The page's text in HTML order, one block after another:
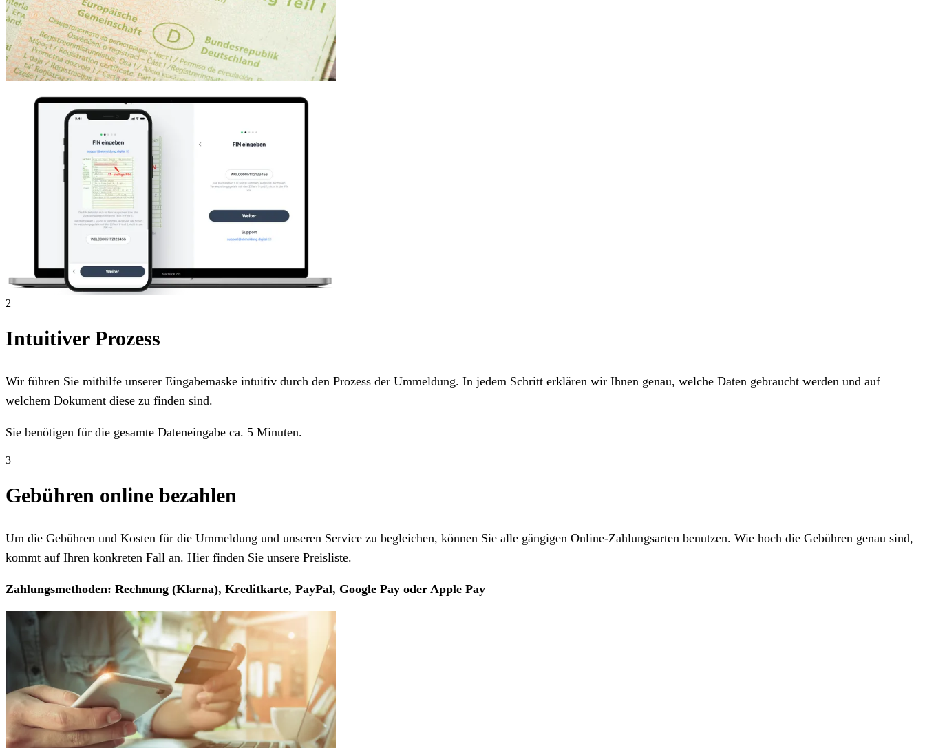
2
Intuitiver Prozess
Wir führen Sie mithilfe unserer Eingabemaske intuitiv durch den Prozess der Ummeldung. In jedem Schritt erklären wir Ihnen genau, welche Daten gebraucht werden und auf
welchem Dokument diese zu finden sind.
Sie benötigen für die gesamte Dateneingabe ca. 5 Minuten.
3
Gebühren online bezahlen
Um die Gebühren und Kosten für die Ummeldung und unseren Service zu begleichen, können Sie alle gängigen Online-Zahlungsarten benutzen. Wie hoch die Gebühren genau sind,
kommt auf Ihren konkreten Fall an. Hier finden Sie unsere Preisliste.
Zahlungsmethoden: Rechnung (Klarna), Kreditkarte, PayPal, Google Pay oder Apple Pay